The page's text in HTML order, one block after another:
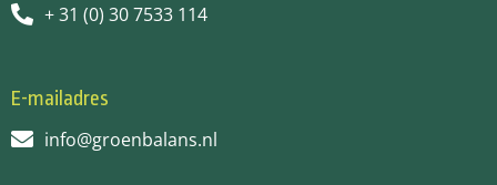
+ 31 (0) 30 7533 114
E-mailadres
info@groenbalans.nl